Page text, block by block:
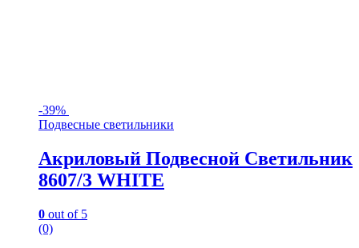
-39%
Подвесные светильники
Акриловый Подвесной Светильник
8607/3 WHITE
0 out of 5
(0)